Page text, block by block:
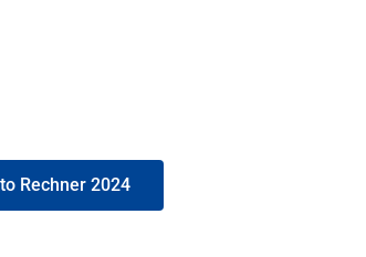
Rechner 2024